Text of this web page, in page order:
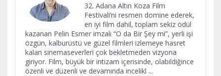
32. Adana Altın Koza Film
Festivali’ni resmen domine ederek,
en iyi film dahil, toplam sekiz ödül
kazanan Pelin Esmer imzalı “O da Bir Şey mi”, yerli işi
özgün, kalburüstü ve güzel filmleri izlemeye hasret
kalan sinemaseverleri çok bekletmeden vizyona
giriyor. Film, büyük bir intizam içerisinde, olabildiğince
özenli ve düzenli ve devamında incelikl ...